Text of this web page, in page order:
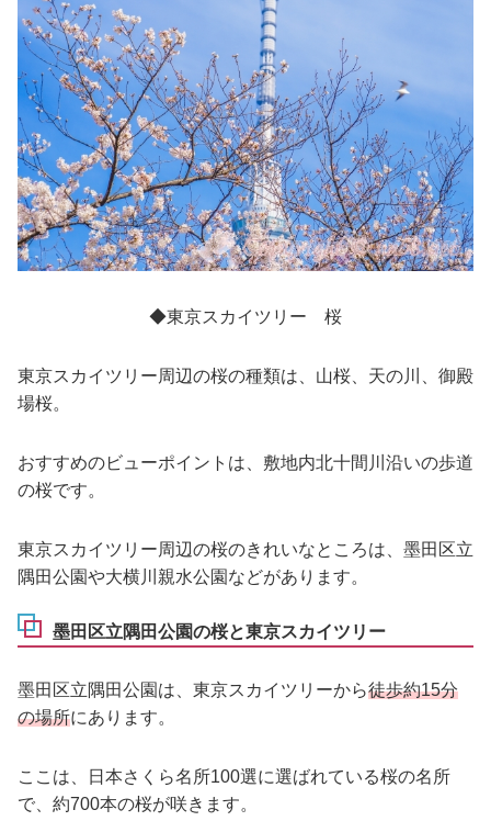
◆東京スカイツリー 桜
東京スカイツリー周辺の桜の種類は、山桜、天の川、御殿
場桜。
おすすめのビューポイントは、敷地内北十間川沿いの歩道
の桜です。
東京スカイツリー周辺の桜のきれいなところは、墨田区立
隅田公園や大横川親水公園などがあります。
墨田区立隅田公園の桜と東京スカイツリー
墨田区立隅田公園は、東京スカイツリーから徒歩約15分
の場所にあります。
ここは、日本さくら名所100選に選ばれている桜の名所
で、約700本の桜が咲きます。